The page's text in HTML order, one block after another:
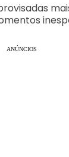
ANÚNCIOS